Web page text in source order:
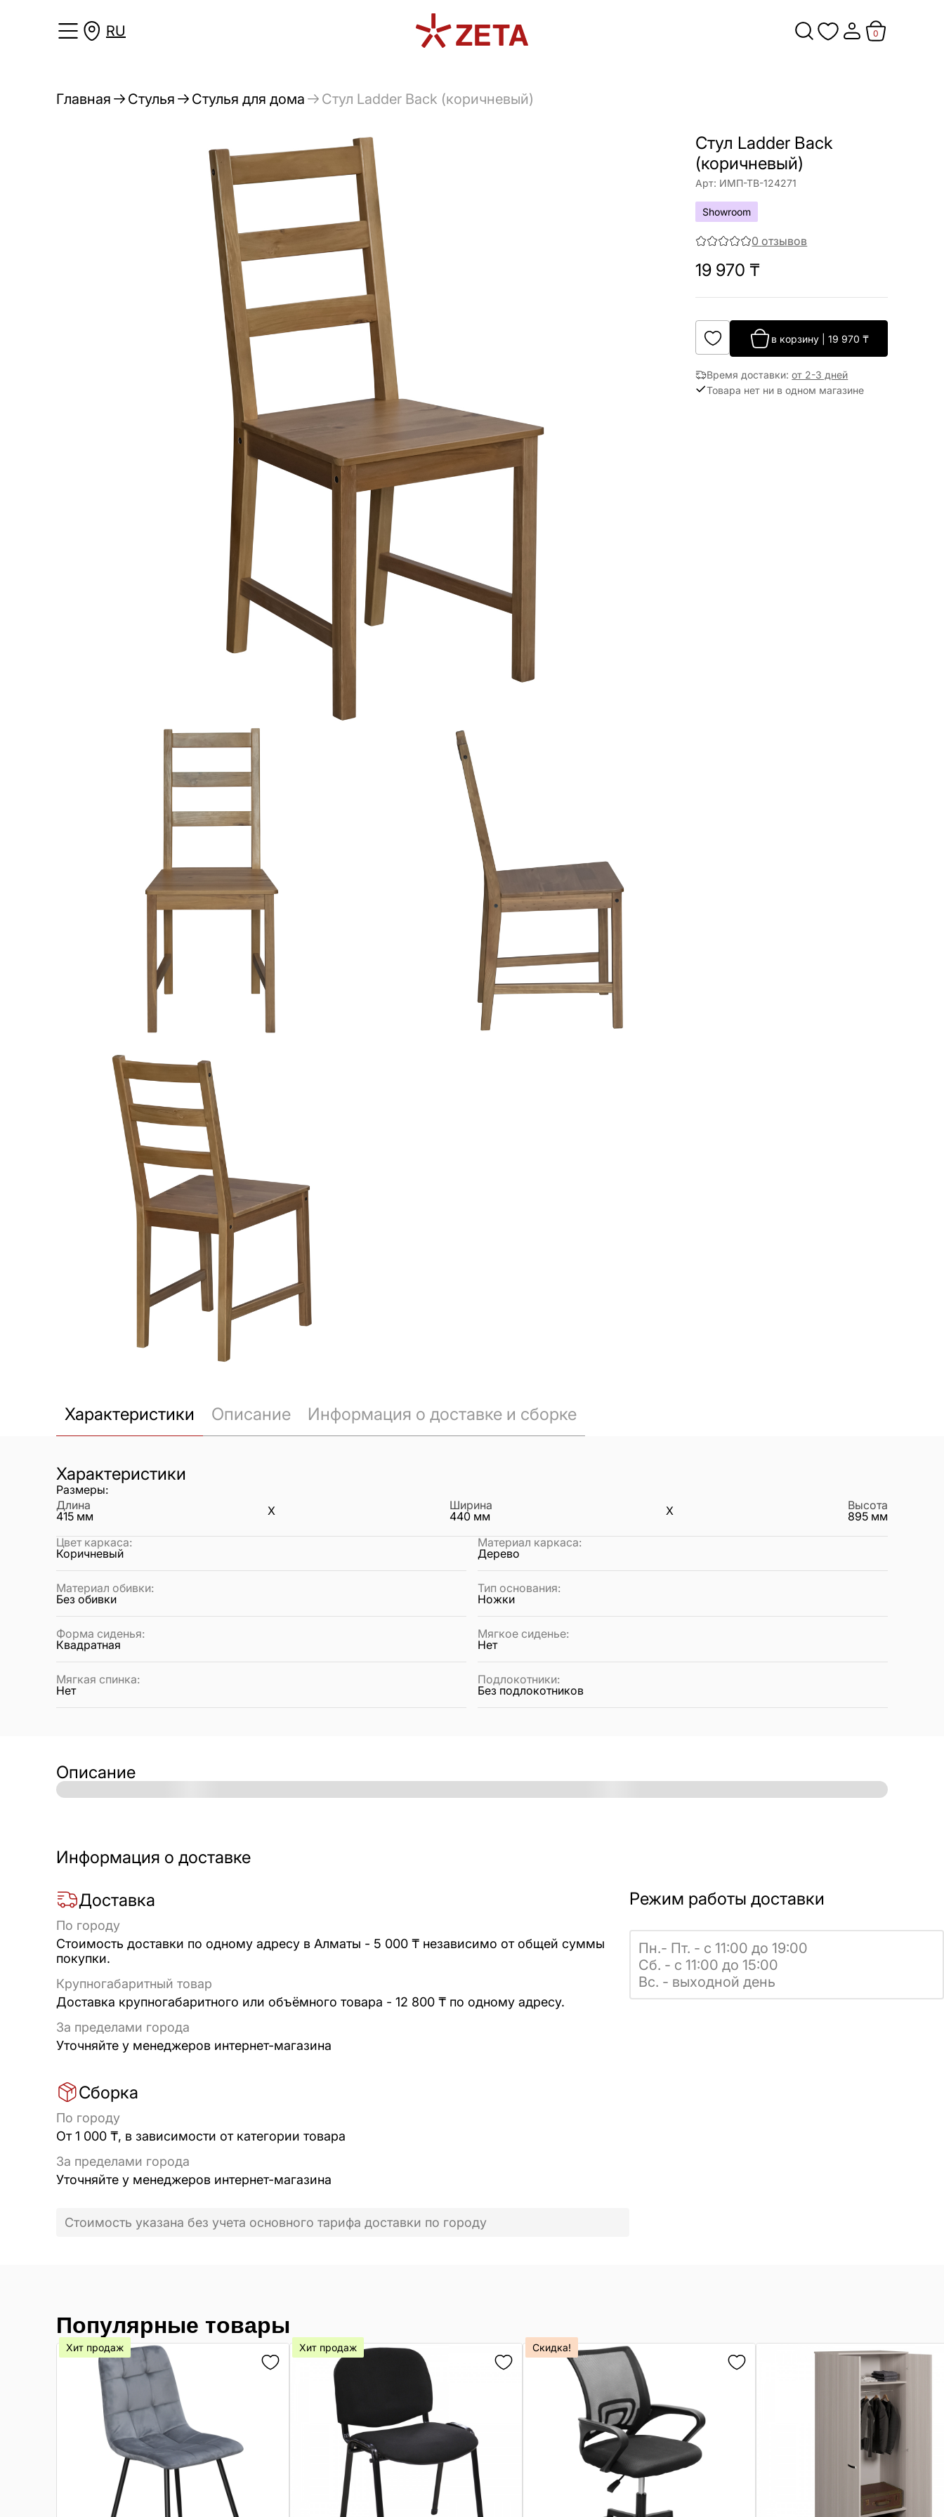
RU 0
Главная Стулья Стулья для дома Стул Ladder Back (коричневый)
Стул Ladder Back
(коричневый)
Арт: ИМП-ТВ-124271
Showroom
0 отзывов
19 970 ₸
в корзину |19 970 ₸
Время доставки:от 2-3 дней
Товара нет ни в одном магазине
Характеристики Описание Информация о доставке и сборке
Характеристики
Размеры:
Длина
415 мм X
Ширина
440 мм X
Высота
895 мм
Цвет каркаса:
Коричневый
Материал каркаса:
Дерево
Материал обивки:
Без обивки
Тип основания:
Ножки
Форма сиденья:
Квадратная
Мягкое сиденье:
Нет
Мягкая спинка:
Нет
Подлокотники:
Без подлокотников
Описание
Информация о доставке
Доставка
По городу
Стоимость доставки по одному адресу в Алматы - 5 000 ₸ независимо от общей суммы
покупки.
Крупногабаритный товар
Доставка крупногабаритного или объёмного товара - 12 800 ₸ по одному адресу.
За пределами города
Уточняйте у менеджеров интернет-магазина
Сборка
По городу
От 1 000 ₸, в зависимости от категории товара
За пределами города
Уточняйте у менеджеров интернет-магазина
Стоимость указана без учета основного тарифа доставки по городу
Режим работы доставки
Пн.- Пт. - с 11:00 до 19:00
Сб. - с 11:00 до 15:00
Вс. - выходной день
Популярные товары
Хит продаж Хит продаж Скидка!